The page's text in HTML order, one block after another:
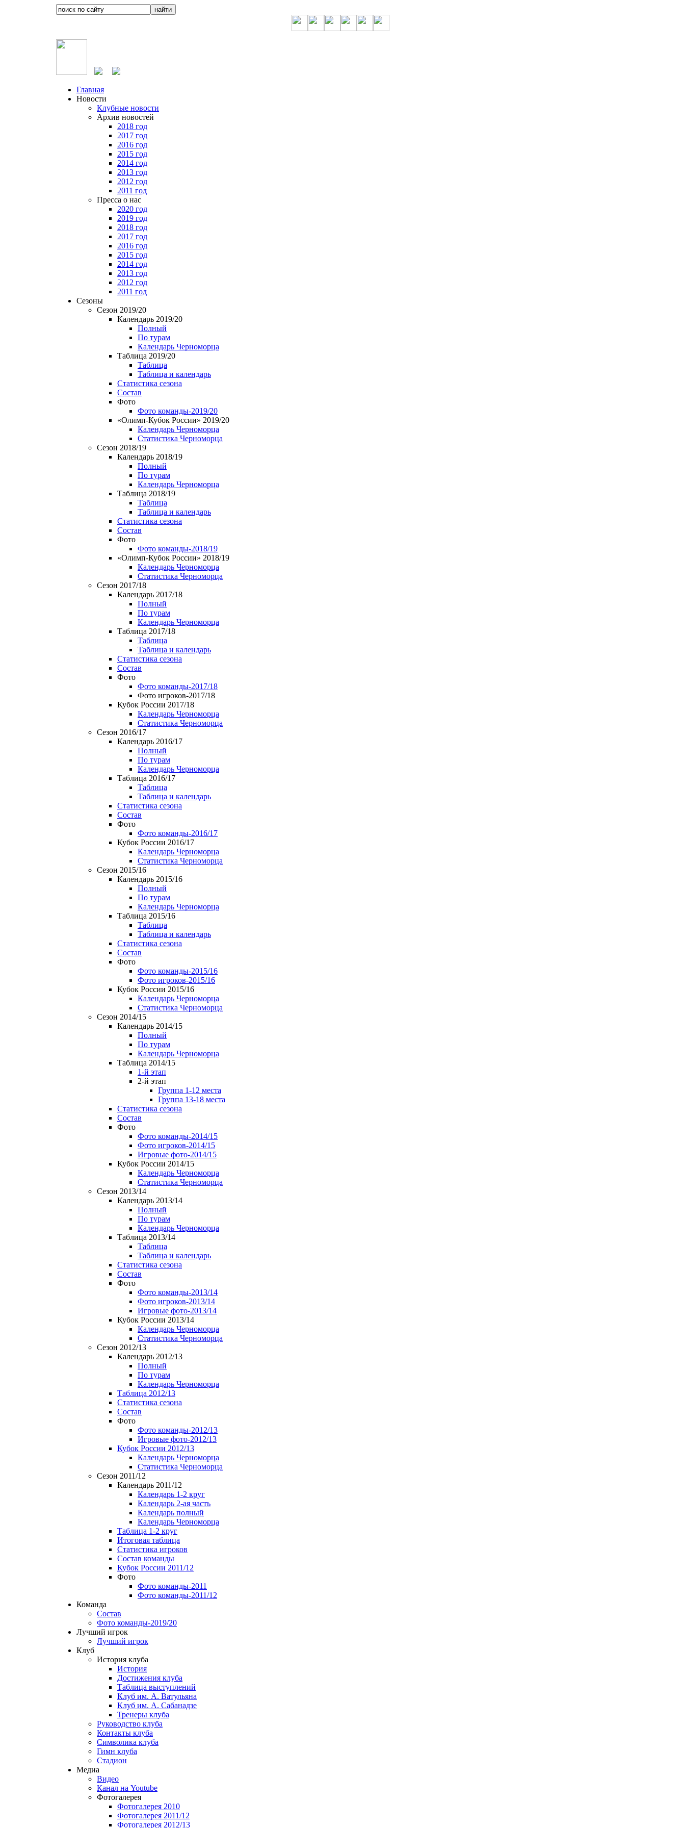
Главная
Новости
Клубные новости
Архив новостей
2018 год
2017 год
2016 год
2015 год
2014 год
2013 год
2012 год
2011 год
Пресса о нас
2020 год
2019 год
2018 год
2017 год
2016 год
2015 год
2014 год
2013 год
2012 год
2011 год
Сезоны
Сезон 2019/20
Календарь 2019/20
Полный
По турам
Календарь Черноморца
Таблица 2019/20
Таблица
Таблица и календарь
Статистика сезона
Состав
Фото
Фото команды-2019/20
«Олимп-Кубок России» 2019/20
Календарь Черноморца
Статистика Черноморца
Сезон 2018/19
Календарь 2018/19
Полный
По турам
Календарь Черноморца
Таблица 2018/19
Таблица
Таблица и календарь
Статистика сезона
Состав
Фото
Фото команды-2018/19
«Олимп-Кубок России» 2018/19
Календарь Черноморца
Статистика Черноморца
Сезон 2017/18
Календарь 2017/18
Полный
По турам
Календарь Черноморца
Таблица 2017/18
Таблица
Таблица и календарь
Статистика сезона
Состав
Фото
Фото команды-2017/18
Фото игроков-2017/18
Кубок России 2017/18
Календарь Черноморца
Статистика Черноморца
Сезон 2016/17
Календарь 2016/17
Полный
По турам
Календарь Черноморца
Таблица 2016/17
Таблица
Таблица и календарь
Статистика сезона
Состав
Фото
Фото команды-2016/17
Кубок России 2016/17
Календарь Черноморца
Статистика Черноморца
Сезон 2015/16
Календарь 2015/16
Полный
По турам
Календарь Черноморца
Таблица 2015/16
Таблица
Таблица и календарь
Статистика сезона
Состав
Фото
Фото команды-2015/16
Фото игроков-2015/16
Кубок России 2015/16
Календарь Черноморца
Статистика Черноморца
Сезон 2014/15
Календарь 2014/15
Полный
По турам
Календарь Черноморца
Таблица 2014/15
1-й этап
2-й этап
Группа 1-12 места
Группа 13-18 места
Статистика сезона
Состав
Фото
Фото команды-2014/15
Фото игроков-2014/15
Игровые фото-2014/15
Кубок России 2014/15
Календарь Черноморца
Статистика Черноморца
Сезон 2013/14
Календарь 2013/14
Полный
По турам
Календарь Черноморца
Таблица 2013/14
Таблица
Таблица и календарь
Статистика сезона
Состав
Фото
Фото команды-2013/14
Фото игроков-2013/14
Игровые фото-2013/14
Кубок России 2013/14
Календарь Черноморца
Статистика Черноморца
Сезон 2012/13
Календарь 2012/13
Полный
По турам
Календарь Черноморца
Таблица 2012/13
Статистика сезона
Состав
Фото
Фото команды-2012/13
Игровые фото-2012/13
Кубок России 2012/13
Календарь Черноморца
Статистика Черноморца
Сезон 2011/12
Календарь 2011/12
Календарь 1-2 круг
Календарь 2-ая часть
Календарь полный
Календарь Черноморца
Таблица 1-2 круг
Итоговая таблица
Статистика игроков
Состав команды
Кубок России 2011/12
Фото
Фото команды-2011
Фото команды-2011/12
Команда
Состав
Фото команды-2019/20
Лучший игрок
Лучший игрок
Клуб
История клуба
История
Достижения клуба
Таблица выступлений
Клуб им. А. Ватульяна
Клуб им. А. Сабанадзе
Тренеры клуба
Руководство клуба
Контакты клуба
Символика клуба
Гимн клуба
Стадион
Медиа
Видео
Канал на Youtube
Фотогалерея
Фотогалерея 2010
Фотогалерея 2011/12
Фотогалерея 2012/13